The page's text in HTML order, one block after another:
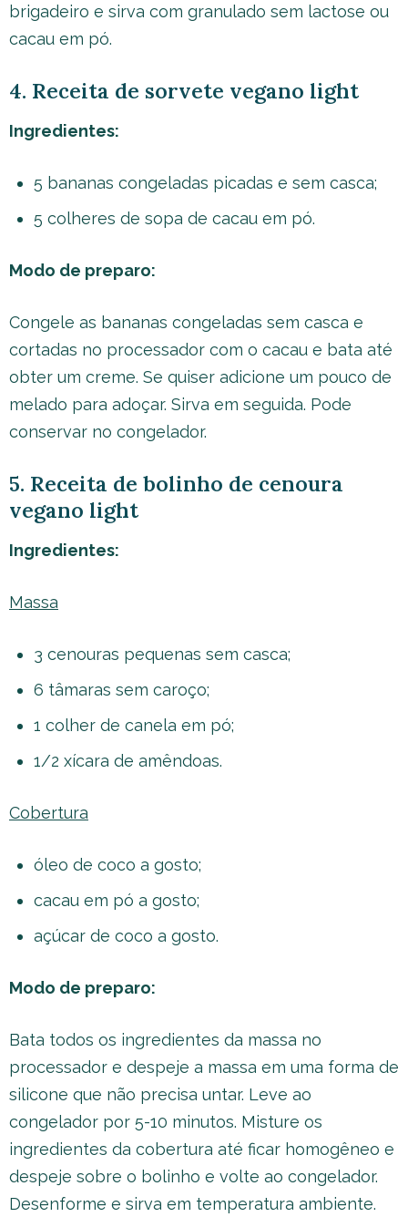
brigadeiro e sirva com granulado sem lactose ou
cacau em pó.
4. Receita de sorvete vegano light
Ingredientes:
5 bananas congeladas picadas e sem casca;
5 colheres de sopa de cacau em pó.
Modo de preparo:
Congele as bananas congeladas sem casca e
cortadas no processador com o cacau e bata até
obter um creme. Se quiser adicione um pouco de
melado para adoçar. Sirva em seguida. Pode
conservar no congelador.
5. Receita de bolinho de cenoura
vegano light
Ingredientes:
Massa
3 cenouras pequenas sem casca;
6 tâmaras sem caroço;
1 colher de canela em pó;
1/2 xícara de amêndoas.
Cobertura
óleo de coco a gosto;
cacau em pó a gosto;
açúcar de coco a gosto.
Modo de preparo:
Bata todos os ingredientes da massa no
processador e despeje a massa em uma forma de
silicone que não precisa untar. Leve ao
congelador por 5-10 minutos. Misture os
ingredientes da cobertura até ficar homogêneo e
despeje sobre o bolinho e volte ao congelador.
Desenforme e sirva em temperatura ambiente.